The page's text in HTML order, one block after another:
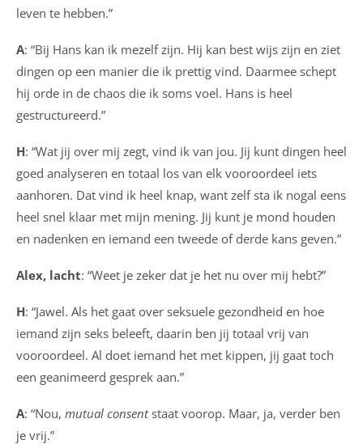
leven te hebben.”
A: “Bij Hans kan ik mezelf zijn. Hij kan best wijs zijn en ziet
dingen op een manier die ik prettig vind. Daarmee schept
hij orde in de chaos die ik soms voel. Hans is heel
gestructureerd.”
H: “Wat jij over mij zegt, vind ik van jou. Jij kunt dingen heel
goed analyseren en totaal los van elk vooroordeel iets
aanhoren. Dat vind ik heel knap, want zelf sta ik nogal eens
heel snel klaar met mijn mening. Jij kunt je mond houden
en nadenken en iemand een tweede of derde kans geven.”
Alex, lacht: “Weet je zeker dat je het nu over mij hebt?”
H: “Jawel. Als het gaat over seksuele gezondheid en hoe
iemand zijn seks beleeft, daarin ben jij totaal vrij van
vooroordeel. Al doet iemand het met kippen, jij gaat toch
een geanimeerd gesprek aan.”
A: “Nou, mutual consentstaat voorop. Maar, ja, verder ben
je vrij.”